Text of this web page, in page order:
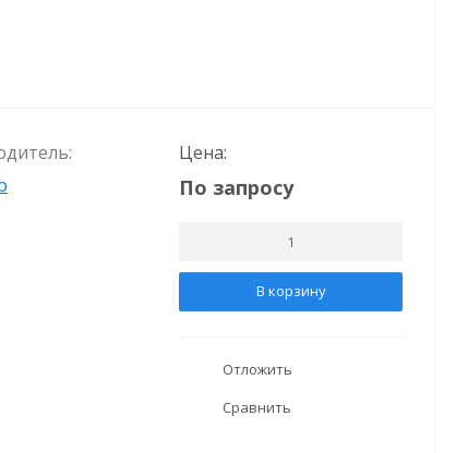
Цена:
По запросу
В корзину
Отложить
Сравнить